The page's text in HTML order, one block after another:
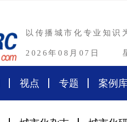
以传播城市化专业知识
2026年08月07日
视点 专题 案例